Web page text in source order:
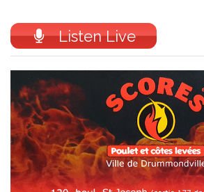
Listen Live